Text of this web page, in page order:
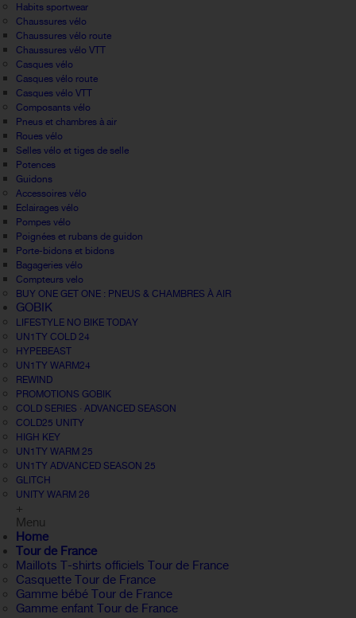
Habits sportwear
Chaussures vélo
Chaussures vélo route
Chaussures vélo VTT
Casques vélo
Casques vélo route
Casques vélo VTT
Composants vélo
Pneus et chambres à air
Roues vélo
Selles vélo et tiges de selle
Potences
Guidons
Accessoires vélo
Eclairages vélo
Pompes vélo
Poignées et rubans de guidon
Porte-bidons et bidons
Bagageries vélo
Compteurs velo
BUY ONE GET ONE : PNEUS & CHAMBRES À AIR
GOBIK
LIFESTYLE NO BIKE TODAY
UN1TY COLD 24
HYPEBEAST
UN1TY WARM24
REWIND
PROMOTIONS GOBIK
COLD SERIES · ADVANCED SEASON
COLD25 UNITY
HIGH KEY
UN1TY WARM 25
UN1TY ADVANCED SEASON 25
GLITCH
UNITY WARM 26
+
Menu
Home
Tour de France
Maillots T-shirts officiels Tour de France
Casquette Tour de France
Gamme bébé Tour de France
Gamme enfant Tour de France